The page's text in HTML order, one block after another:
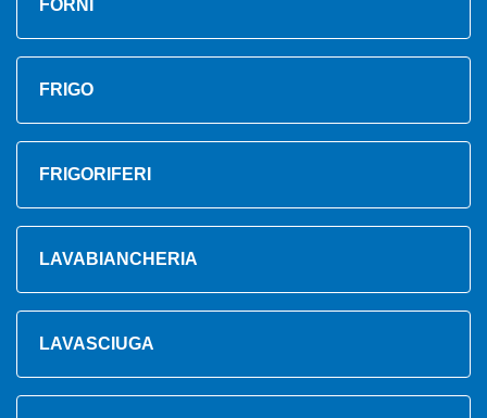
FORNI
FRIGO
FRIGORIFERI
LAVABIANCHERIA
LAVASCIUGA